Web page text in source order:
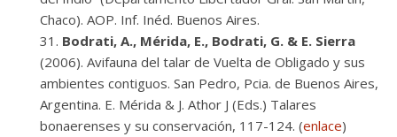
Chaco). AOP. Inf. Inéd. Buenos Aires.
Bodrati, A., Mérida, E., Bodrati, G. & E. Sierra
(2006). Avifauna del talar de Vuelta de Obligado y sus
ambientes contiguos. San Pedro, Pcia. de Buenos Aires,
Argentina. E. Mérida & J. Athor J (Eds.) Talares
bonaerenses y su conservación, 117-124. (enlace)